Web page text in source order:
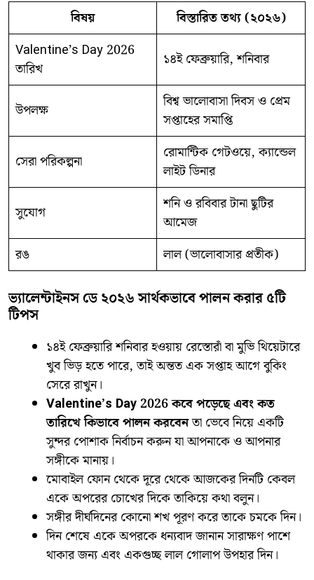
বিষয়
বিস্তারিত তথ্য (২০২৬)
Valentine’s Day 2026
তারিখ
১৪ই ফেব্রুয়ারি, শনিবার
উপলক্ষ
বিশ্ব ভালোবাসা দিবস ও প্রেম
সপ্তাহের সমাপ্তি
সেরা পরিকল্পনা
রোমান্টিক গেটওয়ে, ক্যান্ডেল
লাইট ডিনার
সুযোগ
শনি ও রবিবার টানা ছুটির
আমেজ
রঙ
লাল (ভালোবাসার প্রতীক)
ভ্যালেন্টাইনস ডে ২০২৬ সার্থকভাবে পালন করার ৫টি
টিপস
​১৪ই ফেব্রুয়ারি শনিবার হওয়ায় রেস্তোরাঁ বা মুভি থিয়েটারে
খুব ভিড় হতে পারে, তাই অন্তত এক সপ্তাহ আগে বুকিং
সেরে রাখুন।
Valentine’s Day 2026 কবে পড়েছে এবং কত
তারিখে কিভাবে পালন করবেনতা ভেবে নিয়ে একটি
সুন্দর পোশাক নির্বাচন করুন যা আপনাকে ও আপনার
সঙ্গীকে মানায়।
​মোবাইল ফোন থেকে দূরে থেকে আজকের দিনটি কেবল
একে অপরের চোখের দিকে তাকিয়ে কথা বলুন।
​সঙ্গীর দীর্ঘদিনের কোনো শখ পূরণ করে তাকে চমকে দিন।
​দিন শেষে একে অপরকে ধন্যবাদ জানান সারাক্ষণ পাশে
থাকার জন্য এবং একগুচ্ছ লাল গোলাপ উপহার দিন।